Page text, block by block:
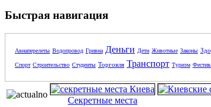
Быстрая навигация
Авиаперелеты Водопровод Гривна Деньги Дети Животные Законы
Спорт Строительство Студенты Торговля Транспорт Туризм
Секретные места